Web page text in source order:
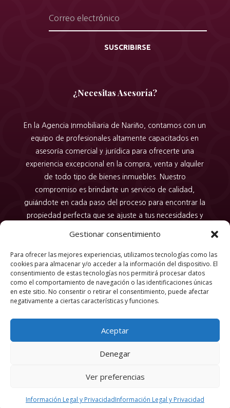
Gestionar consentimiento
Para ofrecer las mejores experiencias, utilizamos tecnologías como las
cookies para almacenar y/o acceder a la información del dispositivo. El
consentimiento de estas tecnologías nos permitirá procesar datos
como el comportamiento de navegación o las identificaciones únicas
en este sitio. No consentir o retirar el consentimiento, puede afectar
negativamente a ciertas características y funciones.
Aceptar
Denegar
Ver preferencias
Información Legal y PrivacidadInformación Legal y Privacidad
SUSCRIBIRSE
¿Necesitas Asesoría?
En la Agencia Inmobiliaria de Nariño, contamos con un
equipo de profesionales altamente capacitados en
asesoría comercial y jurídica para ofrecerte una
experiencia excepcional en la compra, venta y alquiler
de todo tipo de bienes inmuebles. Nuestro
compromiso es brindarte un servicio de calidad,
guiándote en cada paso del proceso para encontrar la
propiedad perfecta que se ajuste a tus necesidades y
conocimiento y profesionalismo en cada transacción.
Copyright © 2026 |Privacy Policy
Agencia Inmobiliaria de Nariño